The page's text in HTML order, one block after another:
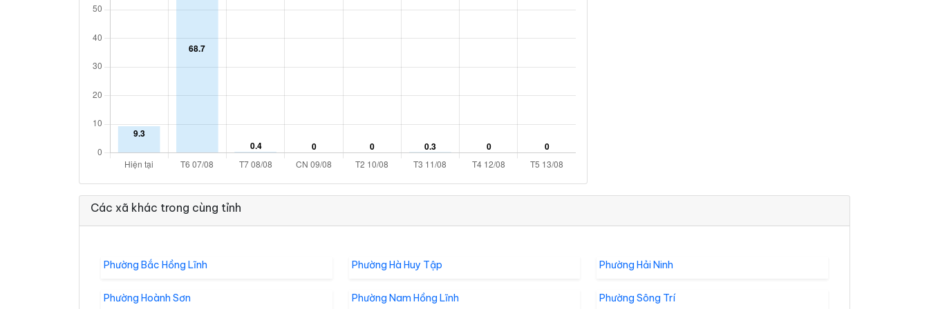
Các xã khác trong cùng tỉnh
Phường Bắc Hồng Lĩnh Phường Hà Huy Tập Phường Hải Ninh
Phường Hoành Sơn Phường Nam Hồng Lĩnh Phường Sông Trí